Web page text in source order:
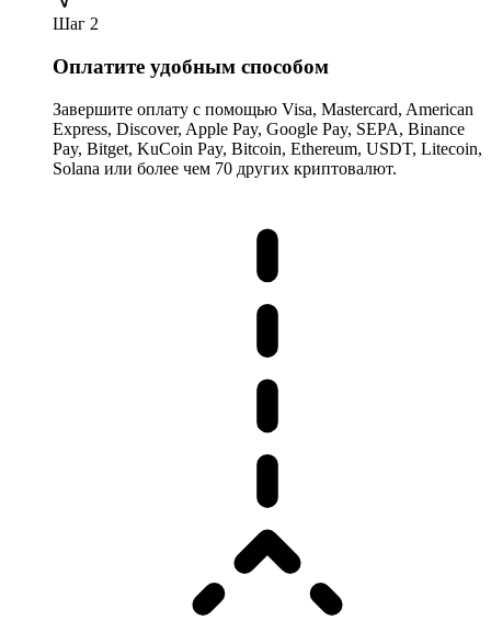
Шаг 2
Оплатите удобным способом
Завершите оплату с помощью Visa, Mastercard, American
Express, Discover, Apple Pay, Google Pay, SEPA, Binance
Pay, Bitget, KuCoin Pay, Bitcoin, Ethereum, USDT, Litecoin,
Solana или более чем 70 других криптовалют.